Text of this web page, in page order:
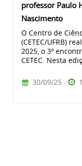
professor Paulo
Nascimento
O Centro de
(CETEC/UFRB)
2025, o 3º
CETEC. Nesta
30/09/25